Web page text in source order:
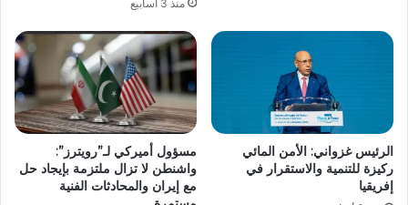
منذ 3 أسابيع
الرئيس غزواني: الأمن المائي
ركيزة للتنمية والاستقرار في
إفريقيا
مسؤول أميركي لـ”رويترز”:
واشنطن لا تزال ملتزمة بإيجاد حل
مع إيران والمحادثات الفنية